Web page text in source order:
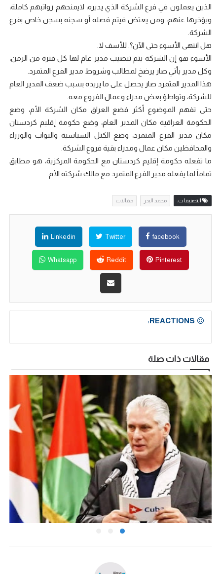
الذين يعملون في فرع الشركة الذي يديره، لايمنحهم رواتبهم كاملة،
ويؤخرها عنهم، ومن يعتض فيتم فصله أو سجنه بسجن خاص بفرع
الشركة.
هل انتهى الأسوء حتى الآن؟. للأسف لا.
الأسوء هو إن الشركة يتم تنصيب مدير عام لها كل فترة من الزمن،
وكل مدير يأتي صار يرضخ لمطالب وشروط مدير الفرع المتمرد.
هذا المدير المتمرد صار يحصل على ما يريده بسبب ضعف المدير العام
للشركة، وتواطؤ بعض مدراء وعمال الفروع معه.
حتى تفهم الموضوع أكثر فضع العراق مكان الشركة الأم، وضع
الحكومة العراقية مكان المدير العام، وضع حكومة إقليم كردستان
مكان مدير الفرع المتمرد، وضع الكتل السياسية والنواب والوزراء
والمحافظين مكان عمال ومدراء بقية فروع الشركة.
ما تفعله حكومة إقليم كردستان مع الحكومة المركزية، هو مطابق
تماماً لما يفعله مدير الفرع المتمرد مع مالك شركته الأم.
التصنيفات: محمد البدر مقالات
facebook
Twitter
Linkedin
Pinterest
Reddit
Whatsapp
REACTIONS:
مقالات ذات صلة